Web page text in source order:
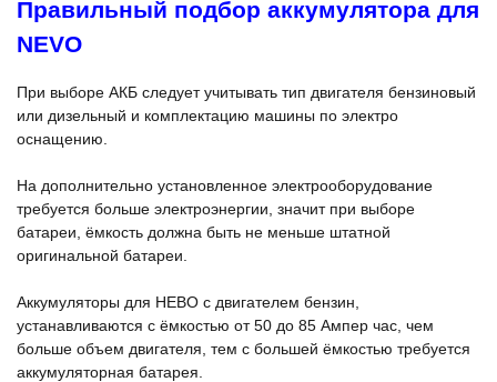
Правильный подбор аккумулятора для
NEVO
При выборе АКБ следует учитывать тип двигателя бензиновый
или дизельный и комплектацию машины по электро
оснащению.
На дополнительно установленное электрооборудование
требуется больше электроэнергии, значит при выборе
батареи, ёмкость должна быть не меньше штатной
оригинальной батареи.
Аккумуляторы для НЕВО с двигателем бензин,
устанавливаются с ёмкостью от 50 до 85 Ампер час, чем
больше объем двигателя, тем с большей ёмкостью требуется
аккумуляторная батарея.